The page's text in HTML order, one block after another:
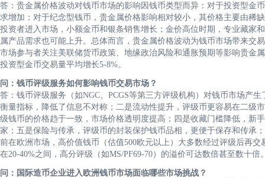
答：贵金属价格波动对钱币市场的影响因钱币类型而异：对于投资型金
求增加；对于纪念型钱币，贵金属价格影响相对较小，其价格主要由稀
投资者进入市场，小额金币和银条销售增长；金价高位时期，专业藏家
属产品需求也可能上升。总体而言，贵金属价格波动为钱币市场带来交
市场参与者关注美联储货币政策、地缘政治风险和通胀预期等影响贵金
投资型金币交易量平均增长5-8%。
问：钱币评级服务如何影响钱币交易市场？
答：钱币评级服务（如NGC、PCGS等第三方评级机构）对钱币市场产
衡量指标，降低了信息不对称；二是流动性提升，评级币更容易在二级
级钱币的价格趋于一致，市场价格透明度提高；四是收藏门槛降低，新
家；五是保险与传承，评级币的封装保护钱币品相，更便于保存和传承
前在欧洲市场，高价值钱币（估值500欧元以上）大多数经过评级后再
在20-40%之间，高分评级（如MS/PF69-70）的溢价可达数倍甚至数十倍
问：国际造币企业进入欧洲钱币市场面临哪些市场挑战？